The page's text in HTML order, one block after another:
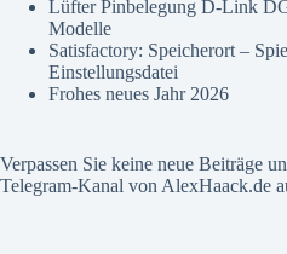
Lüfter Pinbelegung D-Link
Modelle
Satisfactory: Speicherort –
Einstellungsdatei
Frohes neues Jahr 2026
Verpassen Sie keine neue Beiträge
Telegram-Kanal von AlexHaack.de